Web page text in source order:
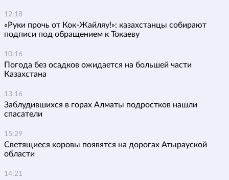
12:18
«Руки прочь от Кок-Жайляу!»: казахстанцы собирают
подписи под обращением к Токаеву
10:16
Погода без осадков ожидается на большей части
Казахстана
13:16
Заблудившихся в горах Алматы подростков нашли
спасатели
15:29
Светящиеся коровы появятся на дорогах Атырауской
области
14:21